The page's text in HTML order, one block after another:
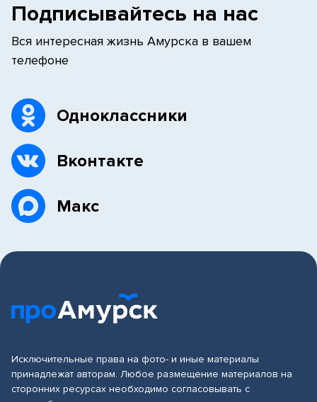
Подписывайтесь на нас
Вся интересная жизнь Амурска в вашем
телефоне
Одноклассники
Вконтакте
Макс
Исключительные права на фото- и иные материалы
принадлежат авторам. Любое размещение материалов на
сторонних ресурсах необходимо согласовывать с